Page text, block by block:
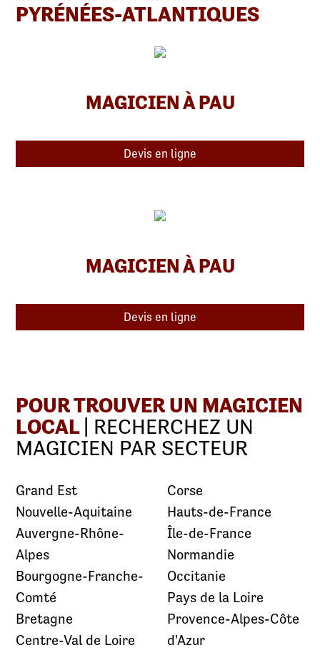
PYRÉNÉES-ATLANTIQUES
MAGICIEN À PAU
Devis en ligne
MAGICIEN À PAU
Devis en ligne
POUR TROUVER UN MAGICIEN
LOCAL | RECHERCHEZ UN
MAGICIEN PAR SECTEUR
Grand Est
Nouvelle-Aquitaine
Auvergne-Rhône-
Alpes
Bourgogne-Franche-
Comté
Bretagne
Centre-Val de Loire
Corse
Hauts-de-France
Île-de-France
Normandie
Occitanie
Pays de la Loire
Provence-Alpes-Côte
d'Azur